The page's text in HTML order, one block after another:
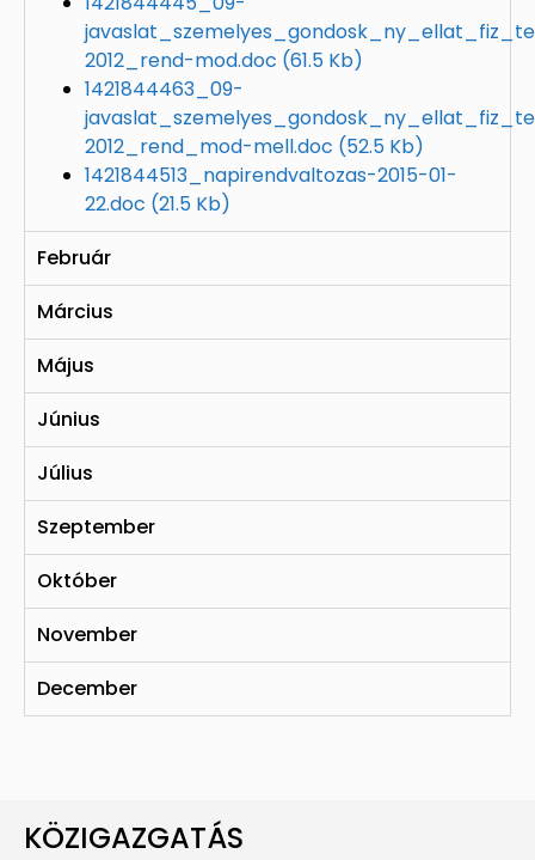
2012_rend-mod.doc (61.5 Kb)
1421844463_09-
2012_rend_mod-mell.doc (52.5 Kb)
1421844513_napirendvaltozas-2015-01-
22.doc (21.5 Kb)
Február
Március
Május
Június
Július
Szeptember
Október
November
December
KÖZIGAZGATÁS